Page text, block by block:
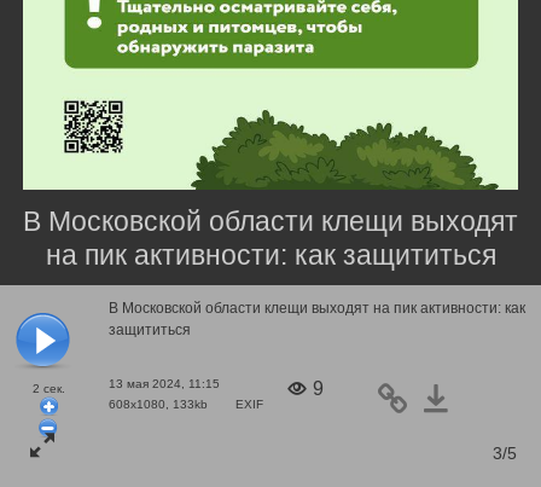
2 сек.
В Московской области клещи выходят на пик активности: как
защититься
13 мая 2024, 11:15
608x1080, 133kb
EXIF
9
3/5
В Московской области клещи выходят
на пик активности: как защититься